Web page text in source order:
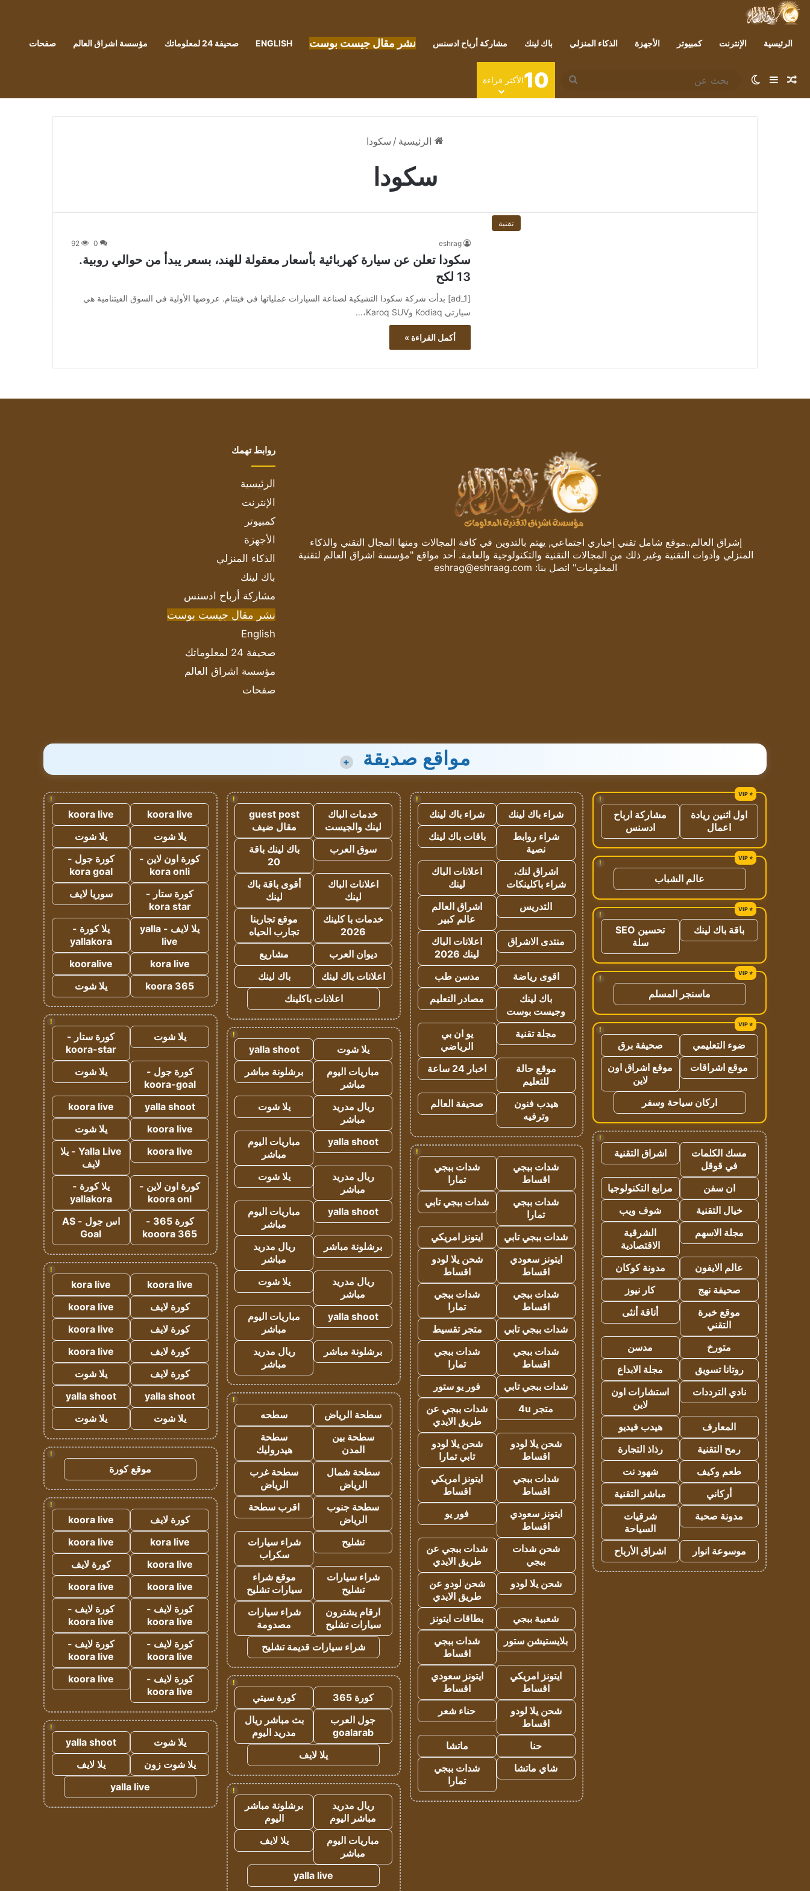
الرئيسية الإنترنت كمبيوتر الأجهزة الذكاء المنزلي باك لينك مشاركة أرباح ادسنس نشر مقال جيست بوست ENGLISH صحيفة 24 لمعلوماتك مؤسسة اشراق العالم صفحات
مقال عشوائي
إضافة عمود جانبي
الوضع المظلم
بحث
عن
10الأكثر قراءة
الرئيسية / سكودا
سكودا
تقنية
eshrag
0
92
سكودا تعلن عن سيارة كهربائية بأسعار معقولة للهند، بسعر يبدأ من حوالي روبية.
13 لكح
[ad_1] بدأت شركة سكودا التشيكية لصناعة السيارات عملياتها في فيتنام. عروضها الأولية في السوق الفيتنامية هي
سيارتي Kodiaq وKaroq SUV،…
أكمل القراءة »
إشراق العالم..موقع شامل تقني إخباري اجتماعي, يهتم بالتدوين في كافة المجالات ومنها المجال التقني والذكاء
المنزلي وأدوات التقنية وغير ذلك من المجالات التقنية والتكنولوجية والعامة. أحد مواقع "مؤسسة اشراق العالم لتقنية
المعلومات" اتصل بنا: eshrag@eshraag.com
روابط تهمك
الرئيسية
الإنترنت
كمبيوتر
الأجهزة
الذكاء المنزلي
باك لينك
مشاركة أرباح ادسنس
نشر مقال جيست بوست
English
صحيفة 24 لمعلوماتك
مؤسسة اشراق العالم
صفحات
مواقع صديقة +
!
اول اثنين ريادة
اعمال
مشاركة ارباح
ادسنس
!
عالم الشباب
!
باقة باك لينك
تحسين SEO
سلة
!
ماسنجر المسلم
!
ضوء التعليمي
صحيفة برق
موقع اشراقات
موقع اشراق اون
لاين
اركان سياحة وسفر
!
مسك الكلمات
في قوقل
اشراق التقنية
ان سفن
مرابع التكنولوجيا
خيال التقنية
شوف ويب
مجلة الاسهم
الشرقية
الاقتصادية
عالم الايفون
مدونة كوكان
صحيفة نهج
كار نيوز
موقع خبرة
التقني
أناقة أنثى
متورخ
مدسن
روتانا تسويق
مجلة الابداع
نادي الترددات
استشارات اون
لاين
المعارف
هيدب فيديو
رمح التقنية
رذاذ التجارة
طعم وكيف
شهود نت
أركاني
مباشر التقنية
مدونة صحبة
شرقيات
السياحة
موسوعة انوار
اشراق الأرباح
!
شراء باك لينك
شراء باك لينك
شراء روابط
نصية
باقات باك لينك
اشراق لنك،
شراء باكلينكات
اعلانات الباك
لينك
التدريس
اشراق العالم
عالم كبير
منتدى الاشراق
اعلانات الباك
لينك 2026
اقوى رياضة
مدسن طب
باك لينك
وجيست بوست
مصادر التعليم
مجلة تقنية
يو ان بي
الرياضي
موقع حالة
للتعليم
اخبار 24 ساعة
هيدب فنون
وترفيه
صحيفة العالم
!
شدات ببجي
اقساط
شدات ببجي
تمارا
شدات ببجي
تمارا
شدات ببجي تابي
شدات ببجي تابي
ايتونز امريكي
ايتونز سعودي
اقساط
شحن يلا لودو
اقساط
شدات ببجي
اقساط
شدات ببجي
تمارا
شدات ببجي تابي
متجر تقسيط
شدات ببجي
اقساط
شدات ببجي
تمارا
شدات ببجي تابي
فور يو ستور
متجر 4u
شدات ببجي عن
طريق الايدي
شحن يلا لودو
اقساط
شحن يلا لودو
تابي تمارا
شدات ببجي
اقساط
ايتونز امريكي
اقساط
ايتونز سعودي
اقساط
فور يو
شحن شدات
ببجي
شدات ببجي عن
طريق الايدي
شحن يلا لودو
شحن لودو عن
طريق الايدي
شعبية ببجي
بطاقات ايتونز
بلايستيشن ستور
شدات ببجي
اقساط
ايتونز امريكي
اقساط
ايتونز سعودي
اقساط
شحن يلا لودو
اقساط
حناء شعر
حنا
ماتشا
شاي ماتشا
شدات ببجي
تمارا
!
خدمات الباك
لينك والجيست
guest post
مقال ضيف
سوق العرب
باك لينك باقة
20
اعلانات الباك
لينك
أقوى باقة باك
لينك
خدمات با كلينك
2026
موقع تجاربنا
تجارب الحياه
ديوان العرب
مشاريع
اعلانات باك لينك
باك لينك
اعلانات باكلينك
!
يلا شوت
yalla shoot
مباريات اليوم
مباشر
برشلونة مباشر
ريال مدريد
مباشر
يلا شوت
yalla shoot
مباريات اليوم
مباشر
ريال مدريد
مباشر
يلا شوت
yalla shoot
مباريات اليوم
مباشر
برشلونة مباشر
ريال مدريد
مباشر
ريال مدريد
مباشر
يلا شوت
yalla shoot
مباريات اليوم
مباشر
برشلونة مباشر
ريال مدريد
مباشر
!
سطحة الرياض
سطحه
سطحة بين
المدن
سطحة
هيدروليك
سطحة شمال
الرياض
سطحة غرب
الرياض
سطحة جنوب
الرياض
اقرب سطحة
تشليح
شراء سيارات
سكراب
شراء سيارات
تشليح
موقع شراء
سيارات تشليح
ارقام يشترون
سيارات تشليح
شراء سيارات
مصدومة
شراء سيارات قديمة تشليح
!
كورة 365
كورة سيتي
جول العرب
goalarab
بث مباشر ريال
مدريد اليوم
يلا لايف
!
ريال مدريد
مباشر اليوم
برشلونة مباشر
اليوم
مباريات اليوم
مباشر
يلا لايف
yalla live
!
koora live
koora live
يلا شوت
يلا شوت
كورة اون لاين -
kora onli
كورة جول -
kora goal
كورة ستار -
kora star
سوريا لايف
يلا لايف - yalla
live
يلا كورة -
yallakora
kora live
kooralive
koora 365
يلا شوت
!
يلا شوت
كورة ستار -
koora-star
كورة جول -
koora-goal
يلا شوت
yalla shoot
koora live
koora live
يلا شوت
koora live
Yalla Live - يلا
لايف
كورة اون لاين -
koora onl
يلا كورة -
yallakora
كورة 365 -
kooora 365
اس جول - AS
Goal
!
koora live
kora live
كورة لايف
koora live
كورة لايف
koora live
كورة لايف
koora live
كورة لايف
يلا شوت
yalla shoot
yalla shoot
يلا شوت
يلا شوت
!
موقع كورة
!
كورة لايف
koora live
kora live
koora live
koora live
كورة لايف
koora live
koora live
كورة لايف -
koora live
كورة لايف -
koora live
كورة لايف -
koora live
كورة لايف -
koora live
كورة لايف -
koora live
koora live
!
يلا شوت
yalla shoot
يلا شوت زون
يلا لايف
yalla live